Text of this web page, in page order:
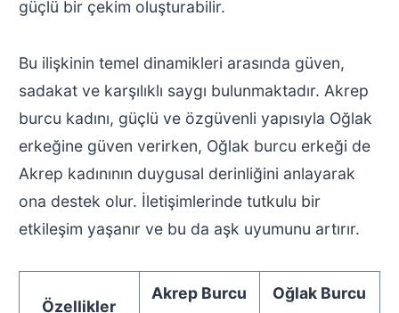
güçlü bir çekim oluşturabilir.
Bu ilişkinin temel dinamikleri arasında güven,
sadakat ve karşılıklı saygı bulunmaktadır. Akrep
burcu kadını, güçlü ve özgüvenli yapısıyla Oğlak
erkeğine güven verirken, Oğlak burcu erkeği de
Akrep kadınının duygusal derinliğini anlayarak
ona destek olur. İletişimlerinde tutkulu bir
etkileşim yaşanır ve bu da aşk uyumunu artırır.
Özellikler
Akrep Burcu
Oğlak Burcu